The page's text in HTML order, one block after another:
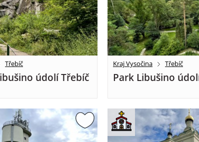
Třebíč
údolí Třebíč
Kraj Vysočina Třebíč
Park Libušino